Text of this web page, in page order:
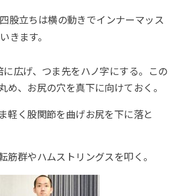
股立ちは横の動きでインナーマッス
きます。
に広げ、つま先をハノ字にする。この
め、お尻の穴を真下に向けておく。
軽く股関節を曲げお尻を下に落と
筋群やハムストリングスを叩く。